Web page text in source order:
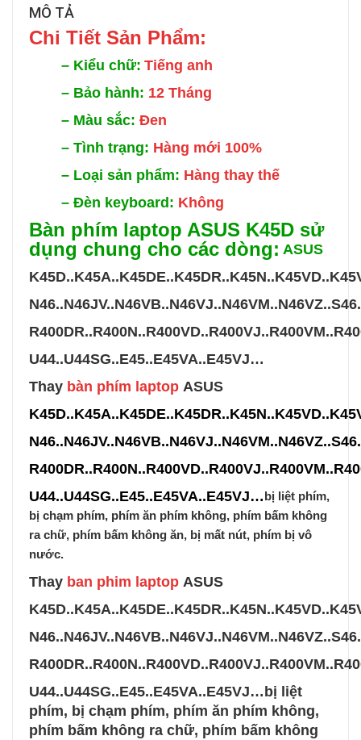
MÔ TẢ
Chi Tiết Sản Phẩm:
– Kiểu chữ: Tiếng anh
– Bảo hành: 12 Tháng
– Màu sắc: Đen
– Tình trạng: Hàng mới 100%
– Loại sản phẩm: Hàng thay thế
– Đèn keyboard: Không
Bàn phím laptop ASUS K45D sử
dụng chung cho các dòng: ASUS
N46..N46JV..N46VB..N46VJ..
R400DR..R400N..R400VD..R400VJ..
U44..U44SG..E45..E45VA..E45VJ…
Thay bàn phím laptop ASUS
N46..N46JV..N46VB..N46VJ..
R400DR..R400N..R400VD..R400VJ..
U44..U44SG..E45..E45VA..E45VJ…bị liệt phím,
bị chạm phím, phím ăn phím không, phím bấm không
ra chữ, phím bấm không ăn, bị mất nút, phím bị vô
nước.
Thay ban phim laptop ASUS
N46..N46JV..N46VB..N46VJ..
R400DR..R400N..R400VD..R400VJ..
U44..U44SG..E45..E45VA..E45VJ… bị liệt
phím, bị chạm phím, phím ăn phím không,
phím bấm không ra chữ, phím bấm không